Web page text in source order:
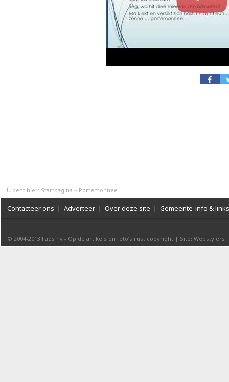
U bent hier: Startpagina » Portemonnee
Contacteer ons | Adverteer | Over deze site | Gemeente-info & links
© 2004-2013 Faes nv - Op de artikels en foto’s rust copyright | Site: Webstylers